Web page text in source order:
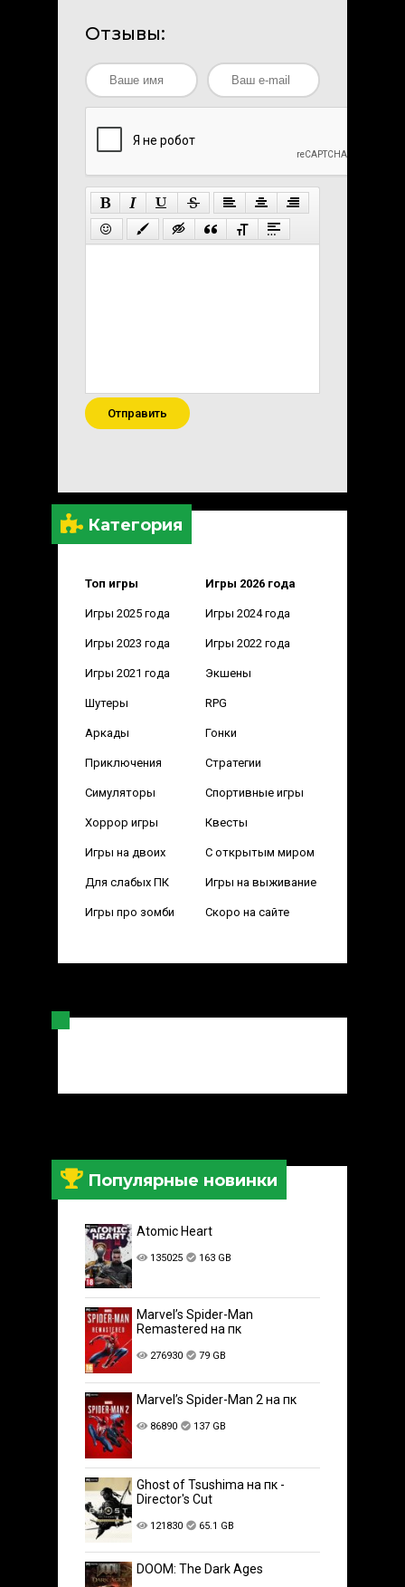
Категория
Топ игры Игры 2026 года
Игры 2025 года Игры 2024 года
Игры 2023 года Игры 2022 года
Игры 2021 года Экшены
Шутеры RPG
Аркады Гонки
Приключения Стратегии
Симуляторы Спортивные игры
Хоррор игры Квесты
Игры на двоих С открытым миром
Для слабых ПК Игры на выживание
Игры про зомби Скоро на сайте
Популярные новинки
Atomic Heart
135025 163 GB
Marvel’s Spider-Man
Remastered на пк
276930 79 GB
Marvel’s Spider-Man 2 на пк
86890 137 GB
Ghost of Tsushima на пк -
Director's Cut
121830 65.1 GB
DOOM: The Dark Ages
Отзывы:
Отправить